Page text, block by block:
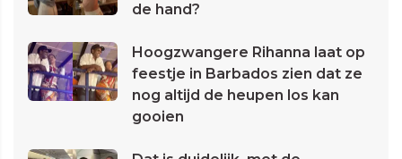
de hand?
Hoogzwangere Rihanna laat op
feestje in Barbados zien dat ze
nog altijd de heupen los kan
gooien